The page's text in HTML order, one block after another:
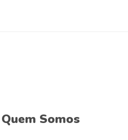
Quem Somos